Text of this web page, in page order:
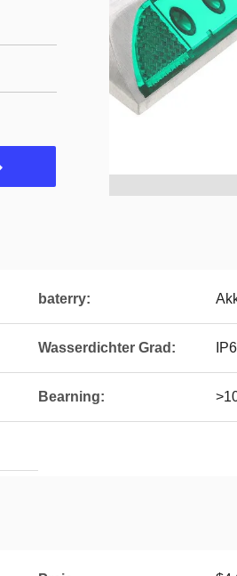
baterry:
Wasserdichter Grad:
Bearning: